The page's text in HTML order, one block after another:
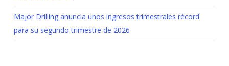
Major Drilling anuncia unos ingresos trimestrales récord
para su segundo trimestre de 2026